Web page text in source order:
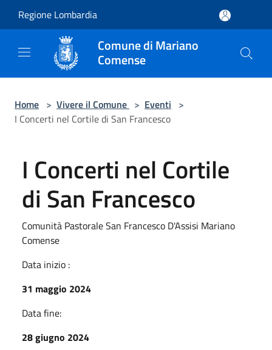
Regione Lombardia
Comune di Mariano
Comense
Home > Vivere il Comune > Eventi >
I Concerti nel Cortile di San Francesco
I Concerti nel Cortile
di San Francesco
Comunità Pastorale San Francesco D'Assisi Mariano
Comense
Data inizio :
31 maggio 2024
Data fine:
28 giugno 2024